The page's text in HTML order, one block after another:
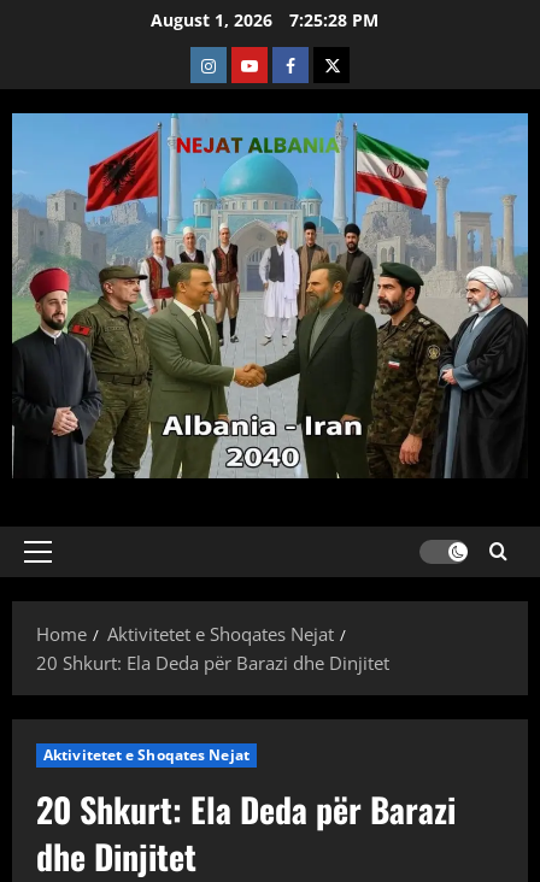
August 1, 2026 7:25:29 PM
Instagram
YoutubeFacebook
X
Primary
Home
Aktivitetet e Shoqates Nejat
20 Shkurt: Ela Deda për Barazi dhe Dinjitet
Aktivitetet e Shoqates Nejat
20 Shkurt: Ela Deda për Barazi
dhe Dinjitet